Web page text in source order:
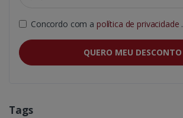
Concordo com a política de privacidade .
QUERO MEU DESCONTO
Tags